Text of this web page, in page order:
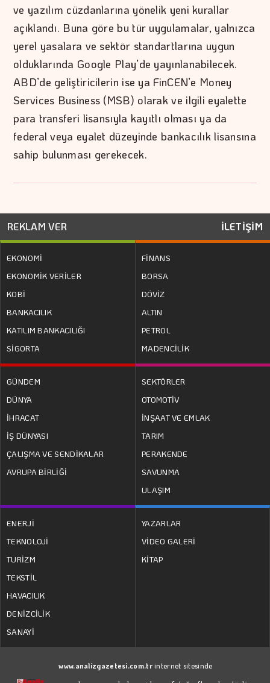
ve yazılım cüzdanlarına yönelik yeni kurallar
açıklandı. Buna göre bu tür uygulamalar, yalnızca
yerel yasalara ve sektör standartlarına uygun
olduklarında Google Play’de yayınlanabilecek.
ABD’de geliştiricilerin ise ya FinCEN’e Money
Services Business (MSB) olarak ve ilgili eyalette
para transferi lisansıyla kayıtlı olması ya da
federal veya eyalet düzeyinde bankacılık lisansına
sahip bulunması gerekecek.
REKLAM VER İLETİŞİM
EKONOMİ
EKONOMİK VERİLER
KOBİ
BANKACILIK
KATILIM BANKACILIĞI
SİGORTA
FİNANS
BORSA
DÖVİZ
ALTIN
PETROL
MADENCİLİK
GÜNDEM
DÜNYA
İHRACAT
İŞ DÜNYASI
ÇALIŞMA VE SENDİKALAR
AVRUPA BİRLİĞİ
SEKTÖRLER
OTOMOTİV
İNŞAAT VE EMLAK
TARIM
PERAKENDE
SAVUNMA
ULAŞIM
ENERJİ
TEKNOLOJİ
TURİZM
TEKSTİL
HAVACILIK
DENİZCİLİK
SANAYİ
YAZARLAR
VİDEO GALERİ
KİTAP
www.analizgazetesi.com.trinternet sitesinde